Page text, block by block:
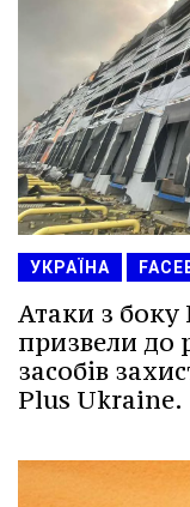
УКРАЇНА
Атаки з боку
призвели до
засобів
Plus Ukraine.